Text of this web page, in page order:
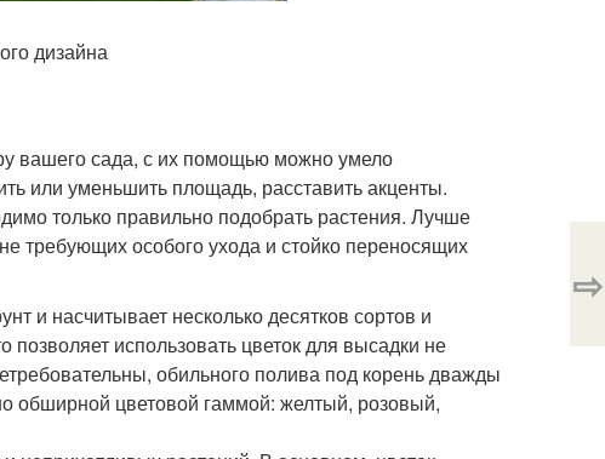
дизайна
вашего сада, с их помощью можно умело
или уменьшить площадь, расставить акценты.
только правильно подобрать растения. Лучше
требующих особого ухода и стойко переносящих
и насчитывает несколько десятков сортов и
позволяет использовать цветок для высадки не
обильного полива под корень дважды
обширной цветовой гаммой: желтый, розовый,
⇨